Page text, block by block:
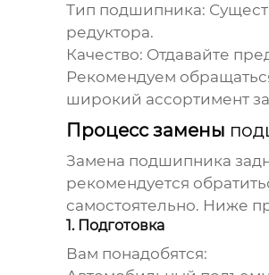
Тип подшипника:
редуктора.
Качество: Отдавайте
Рекомендуем
широкий ассортимент
Процесс замены
Замена подшипника
рекомендуется
самостоятельно. Ниже
1. Подготовка
Вам понадобятся: